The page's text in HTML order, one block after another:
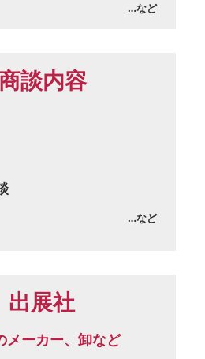
…など
談内容
…など
出展社
メーカー、卸など